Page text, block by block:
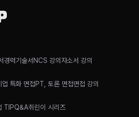
록 하겠습니다.
, 시계열화 등
경력기술서 NCS 강의자소서 강의
업 특화 면접PT, 토론 면접면접 강의
TIPQ&A취린이 시리즈